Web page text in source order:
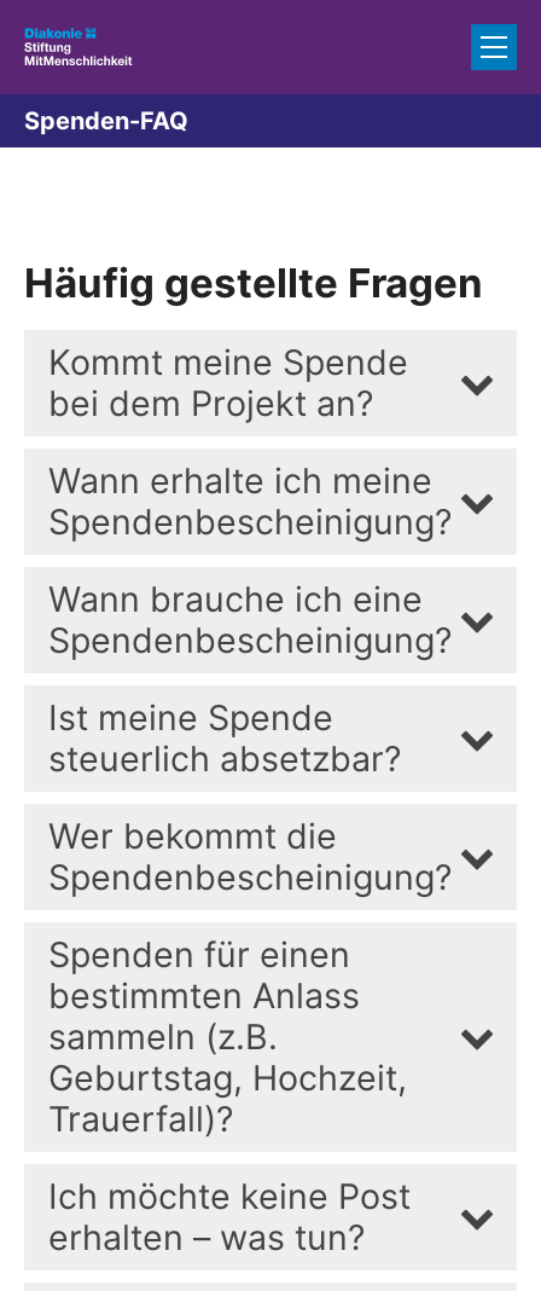
Spenden-FAQ
Häufig gestellte Fragen
Kommt meine Spende
bei dem Projekt an?
Wann erhalte ich meine
Spendenbescheinigung?
Wann brauche ich eine
Spendenbescheinigung?
Ist meine Spende
steuerlich absetzbar?
Wer bekommt die
Spendenbescheinigung?
Spenden für einen
bestimmten Anlass
sammeln (z.B.
Geburtstag, Hochzeit,
Trauerfall)?
Ich möchte keine Post
erhalten – was tun?